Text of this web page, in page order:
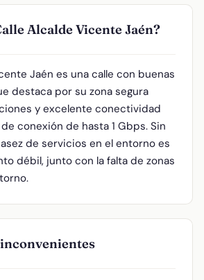
Alcalde Vicente Jaén?
Jaén es una calle con buenas
destaca por su zona segura
y excelente conectividad
conexión de hasta 1 Gbps. Sin
de servicios en el entorno es
débil, junto con la falta de zonas